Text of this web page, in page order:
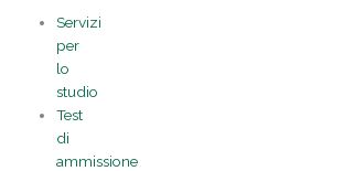
contenuto
Servizi
per
lo
studio
Test
di
ammissione